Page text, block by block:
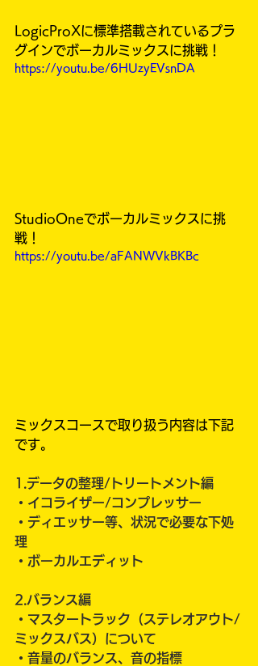
LogicProXに標準搭載されているプラ
グインでボーカルミックスに挑戦！
https://youtu.be/6HUzyEVsnDA
StudioOneでボーカルミックスに挑
戦！
https://youtu.be/aFANWVkBKBc
ミックスコースで取り扱う内容は下記
です。
1.データの整理/トリートメント編
・イコライザー/コンプレッサー
・ディエッサー等、状況で必要な下処
理
・ボーカルエディット
2.バランス編
​・マスタートラック（ステレオアウト/
ミックスバス）について
・音量のバランス、音の指標